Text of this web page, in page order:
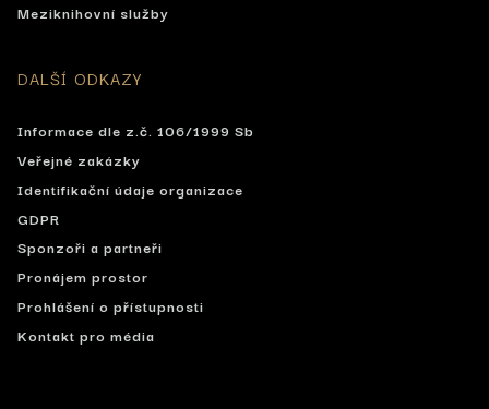
Meziknihovní služby
DALŠÍ ODKAZY
Informace dle z.č. 106/1999 Sb
Veřejné zakázky
Identifikační údaje organizace
GDPR
Sponzoři a partneři
Pronájem prostor
Prohlášení o přístupnosti
Kontakt pro média